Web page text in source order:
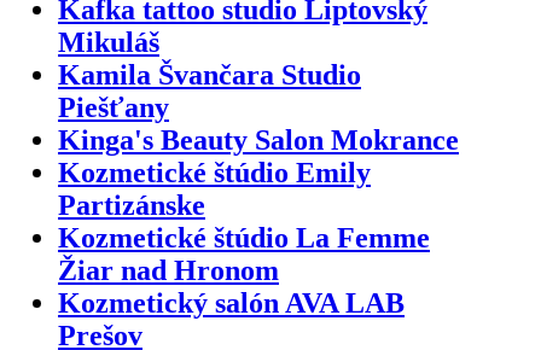
Kafka tattoo studio Liptovský
Mikuláš
Kamila Švančara Studio
Piešťany
Kinga's Beauty Salon Mokrance
Kozmetické štúdio Emily
Partizánske
Kozmetické štúdio La Femme
Žiar nad Hronom
Kozmetický salón AVA LAB
Prešov